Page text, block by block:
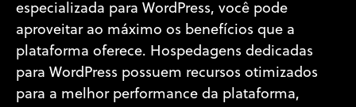
especializada para WordPress, você pode
aproveitar ao máximo os benefícios que a
plataforma oferece. Hospedagens dedicadas
para WordPress possuem recursos otimizados
para a melhor performance da plataforma,